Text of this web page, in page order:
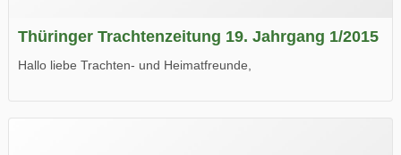
Thüringer Trachtenzeitung 19. Jahrgang 1/2015
Hallo liebe Trachten- und Heimatfreunde,
Wir wünschen Euch viel Spaß beim Lesen.